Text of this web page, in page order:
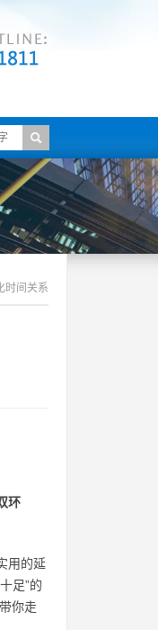
时间关系
环
用的延
足”的
你走